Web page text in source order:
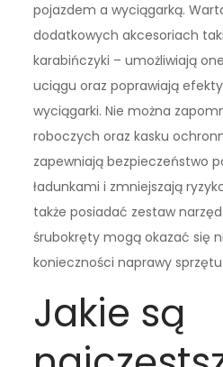
pojazdem a wyciągarką.
dodatkowych akcesoriach
karabińczyki – umożliwiają
uciągu oraz poprawiają
wyciągarki. Nie można
roboczych oraz kasku
zapewniają bezpieczeństwo
ładunkami i zmniejszają
także posiadać zestaw
śrubokręty mogą okazać się
konieczności naprawy
Jakie są